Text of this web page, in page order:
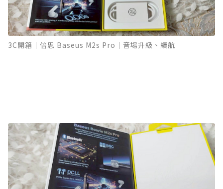
3C開箱｜倍思 Baseus M2s Pro｜音場升級、續航